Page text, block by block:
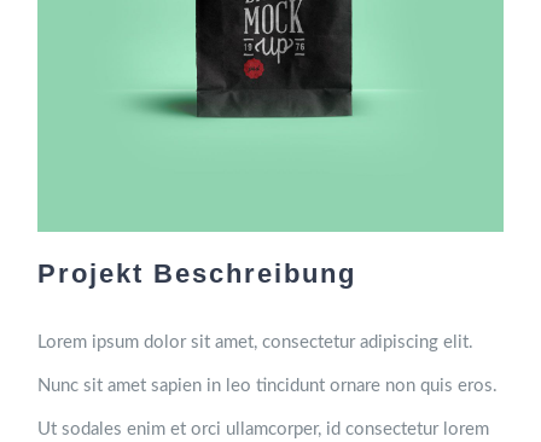
Projekt Beschreibung
Lorem ipsum dolor sit amet, consectetur adipiscing elit.
Nunc sit amet sapien in leo tincidunt ornare non quis eros.
Ut sodales enim et orci ullamcorper, id consectetur lorem